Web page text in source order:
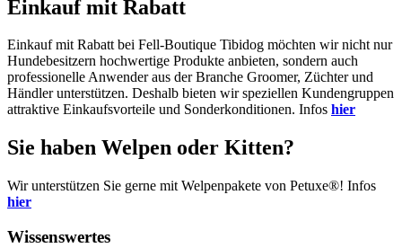
Einkauf mit Rabatt
Einkauf mit Rabatt bei Fell-Boutique Tibidog möchten wir nicht nur
Hundebesitzern hochwertige Produkte anbieten, sondern auch
professionelle Anwender aus der Branche Groomer, Züchter und
Händler unterstützen. Deshalb bieten wir speziellen Kundengruppen
attraktive Einkaufsvorteile und Sonderkonditionen. Infos hier
Sie haben Welpen oder Kitten?
Wir unterstützen Sie gerne mit Welpenpakete von Petuxe®! Infos
hier
Wissenswertes